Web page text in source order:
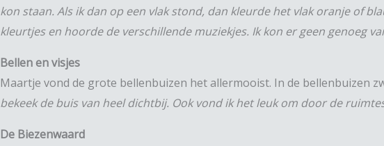
kon staan. Als ik dan op een vlak stond, dan kleurde het vlak oranje of
kleurtjes en hoorde de verschillende muziekjes. Ik kon er geen genoeg
Bellen en visjes
Maartje vond de grote bellenbuizen het allermooist. In de bellenbuizen
bekeek de buis van heel dichtbij. Ook vond ik het leuk om door de
De Biezenwaard